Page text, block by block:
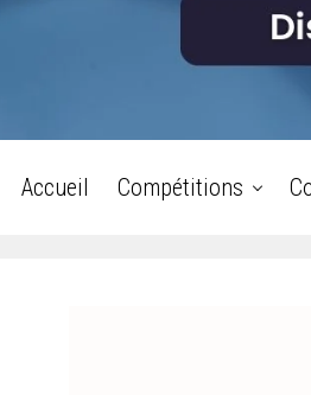
Accueil Compétitions